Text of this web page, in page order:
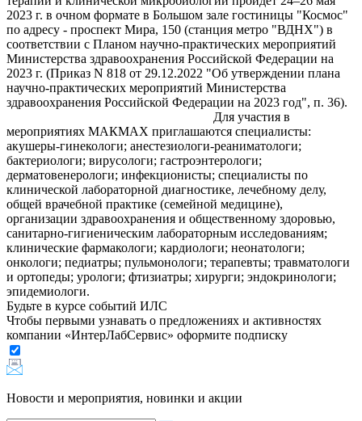
2023 г. в очном формате в Большом зале гостиницы "Космос"
по адресу - проспект Мира, 150 (станция метро "ВДНХ") в
соответствии с Планом научно-практических мероприятий
Министерства здравоохранения Российской Федерации на
2023 г. (Приказ N 818 от 29.12.2022 "Об утверждении плана
научно-практических мероприятий Министерства
здравоохранения Российской Федерации на 2023 год", п. 36).
Для участия в
мероприятиях МАКМАХ приглашаются специалисты:
акушеры-гинекологи; анестезиологи-реаниматологи;
бактериологи; вирусологи; гастроэнтерологи;
дерматовенерологи; инфекционисты; специалисты по
клинической лабораторной диагностике, лечебному делу,
общей врачебной практике (семейной медицине),
организации здравоохранения и общественному здоровью,
санитарно-гигиеническим лабораторным исследованиям;
клинические фармакологи; кардиологи; неонатологи;
онкологи; педиатры; пульмонологи; терапевты; травматологи
и ортопеды; урологи; фтизиатры; хирурги; эндокринологи;
эпидемиологи.
Будьте в курсе событий ИЛС
Чтобы первыми узнавать о предложениях и активностях
компании «ИнтерЛабСервис» оформите подписку
Новости и мероприятия, новинки и акции